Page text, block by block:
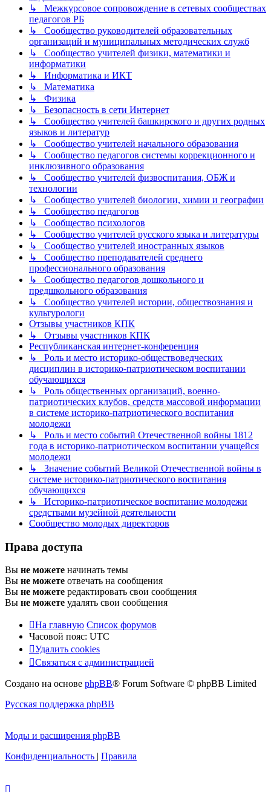
↳ Межкурсовое сопровождение в сетевых сообществах
педагогов РБ
↳ Сообщество руководителей образовательных
организаций и муниципальных методических служб
↳ Сообщество учителей физики, математики и
информатики
↳ Информатика и ИКТ
↳ Математика
↳ Физика
↳ Безопасность в сети Интернет
↳ Сообщество учителей башкирского и других родных
языков и литератур
↳ Сообщество учителей начального образования
↳ Сообщество педагогов системы коррекционного и
инклюзивного образования
↳ Сообщество учителей физвоспитания, ОБЖ и
технологии
↳ Сообщество учителей биологии, химии и географии
↳ Сообщество педагогов
↳ Сообщество психологов
↳ Сообщество учителей русского языка и литературы
↳ Сообщество учителей иностранных языков
↳ Сообщество преподавателей среднего
профессионального образования
↳ Сообщество педагогов дошкольного и
предшкольного образования
↳ Сообщество учителей истории, обществознания и
культурологи
Отзывы участников КПК
↳ Отзывы участников КПК
Республиканская интернет-конференция
↳ Роль и место историко-обществоведческих
дисциплин в историко-патриотическом воспитании
обучающихся
↳ Роль общественных организаций, военно-
патриотических клубов, средств массовой информации
в системе историко-патриотического воспитания
молодежи
↳ Роль и место событий Отечественной войны 1812
года в историко-патриотическом воспитании учащейся
молодежи
↳ Значение событий Великой Отечественной войны в
системе историко-патриотического воспитания
обучающихся
↳ Историко-патриотическое воспитание молодежи
средствами музейной деятельности
Сообщество молодых директоров
Права доступа
Вы не можете начинать темы
Вы не можете отвечать на сообщения
Вы не можете редактировать свои сообщения
Вы не можете удалять свои сообщения
На главную Список форумов
Часовой пояс: UTC
Удалить cookies
Связаться с администрацией
Создано на основе phpBB® Forum Software © phpBB Limited
Русская поддержка phpBB
Моды и расширения phpBB
Конфиденциальность | Правила